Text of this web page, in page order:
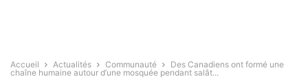
Accueil Actualités Communauté
Des Canadiens ont formé une
chaîne humaine autour d’une mosquée pendant salât...